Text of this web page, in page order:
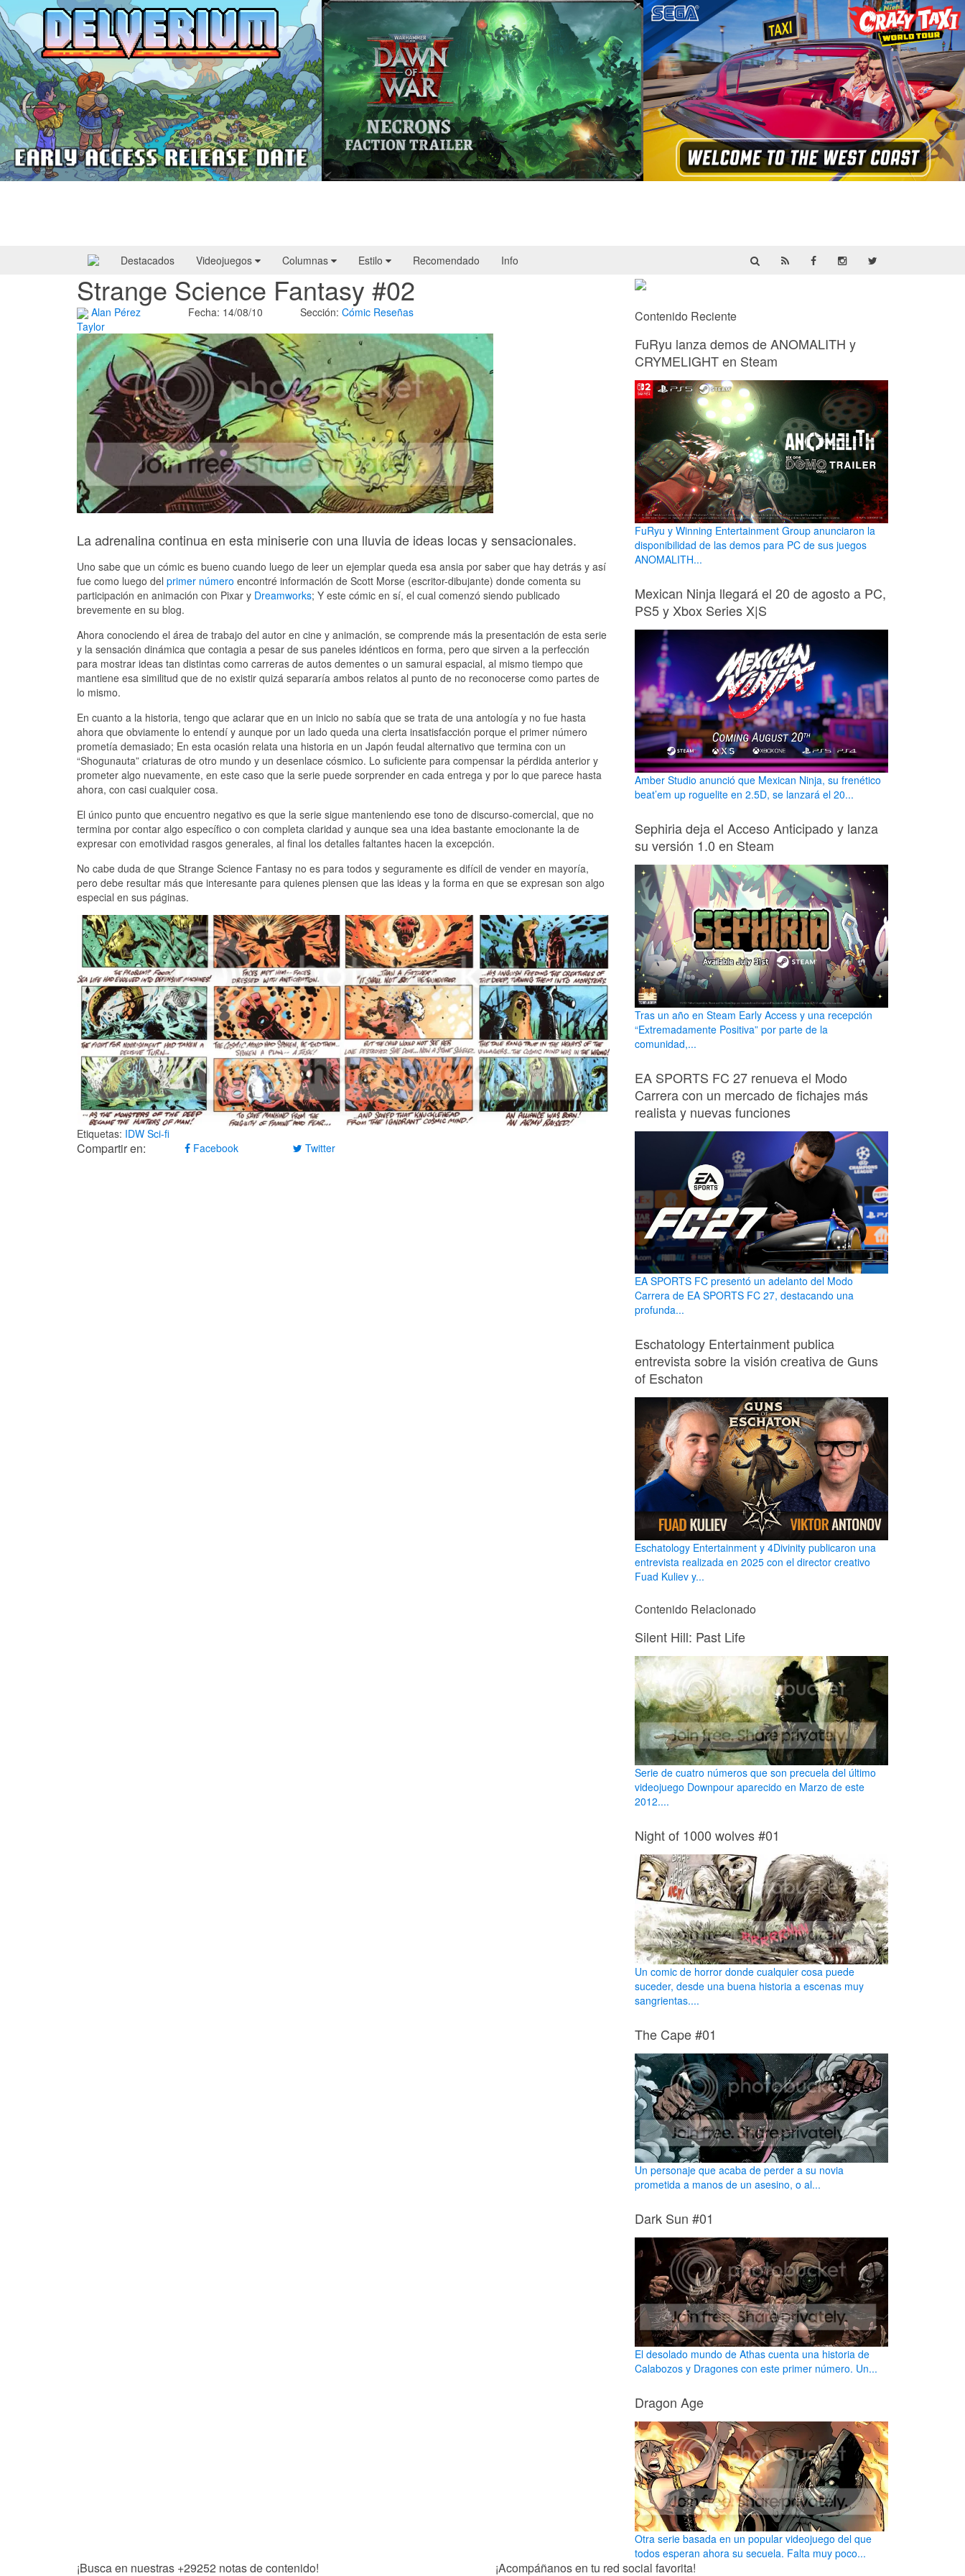
Destacados Videojuegos Columnas Estilo Recomendado Info
Strange Science Fantasy #02
Alan Pérez
Taylor
Fecha: 14/08/10 Sección: Cómic Reseñas
La adrenalina continua en esta miniserie con una lluvia de ideas locas y sensacionales.
Uno sabe que un cómic es bueno cuando luego de leer un ejemplar queda esa ansia por saber que hay detrás y así
fue como luego del primer número encontré información de Scott Morse (escritor-dibujante) donde comenta su
participación en animación con Pixar y Dreamworks; Y este cómic en sí, el cual comenzó siendo publicado
brevemente en su blog.
Ahora conociendo el área de trabajo del autor en cine y animación, se comprende más la presentación de esta serie
y la sensación dinámica que contagia a pesar de sus paneles idénticos en forma, pero que sirven a la perfección
para mostrar ideas tan distintas como carreras de autos dementes o un samurai espacial, al mismo tiempo que
mantiene esa similitud que de no existir quizá separaría ambos relatos al punto de no reconocerse como partes de
lo mismo.
En cuanto a la historia, tengo que aclarar que en un inicio no sabía que se trata de una antología y no fue hasta
ahora que obviamente lo entendí y aunque por un lado queda una cierta insatisfacción porque el primer número
prometía demasiado; En esta ocasión relata una historia en un Japón feudal alternativo que termina con un
“Shogunauta” criaturas de otro mundo y un desenlace cósmico. Lo suficiente para compensar la pérdida anterior y
prometer algo nuevamente, en este caso que la serie puede sorprender en cada entrega y por lo que parece hasta
ahora, con casi cualquier cosa.
El único punto que encuentro negativo es que la serie sigue manteniendo ese tono de discurso-comercial, que no
termina por contar algo específico o con completa claridad y aunque sea una idea bastante emocionante la de
expresar con emotividad rasgos generales, al final los detalles faltantes hacen la excepción.
No cabe duda de que Strange Science Fantasy no es para todos y seguramente es difícil de vender en mayoría,
pero debe resultar más que interesante para quienes piensen que las ideas y la forma en que se expresan son algo
especial en sus páginas.
Etiquetas: IDW Sci-fi
Compartir en: Facebook Twitter
Contenido Reciente
FuRyu lanza demos de ANOMALITH y
CRYMELIGHT en Steam
FuRyu y Winning Entertainment Group anunciaron la
disponibilidad de las demos para PC de sus juegos
ANOMALITH...
Mexican Ninja llegará el 20 de agosto a PC,
PS5 y Xbox Series X|S
Amber Studio anunció que Mexican Ninja, su frenético
beat’em up roguelite en 2.5D, se lanzará el 20...
Sephiria deja el Acceso Anticipado y lanza
su versión 1.0 en Steam
Tras un año en Steam Early Access y una recepción
“Extremadamente Positiva” por parte de la
comunidad,...
EA SPORTS FC 27 renueva el Modo
Carrera con un mercado de fichajes más
realista y nuevas funciones
EA SPORTS FC presentó un adelanto del Modo
Carrera de EA SPORTS FC 27, destacando una
profunda...
Eschatology Entertainment publica
entrevista sobre la visión creativa de Guns
of Eschaton
Eschatology Entertainment y 4Divinity publicaron una
entrevista realizada en 2025 con el director creativo
Fuad Kuliev y...
Contenido Relacionado
Silent Hill: Past Life
Serie de cuatro números que son precuela del último
videojuego Downpour aparecido en Marzo de este
2012....
Night of 1000 wolves #01
Un comic de horror donde cualquier cosa puede
suceder, desde una buena historia a escenas muy
sangrientas....
The Cape #01
Un personaje que acaba de perder a su novia
prometida a manos de un asesino, o al...
Dark Sun #01
El desolado mundo de Athas cuenta una historia de
Calabozos y Dragones con este primer número. Un...
Dragon Age
Otra serie basada en un popular videojuego del que
todos esperan ahora su secuela. Falta muy poco...
¡Busca en nuestras +29252 notas de contenido! ¡Acompáñanos en tu red social favorita!